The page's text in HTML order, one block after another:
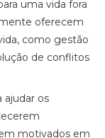
uma vida fora
oferecem
como gestão
de conflitos
ajudar os
motivados em